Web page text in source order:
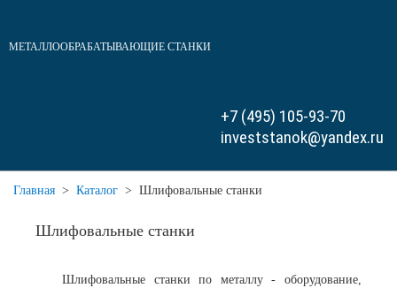
МЕТАЛЛООБРАБАТЫВАЮЩИЕ СТАНКИ
+7 (495) 105-93-70
investstanok@yandex.ru
Главная > Каталог > Шлифовальные станки
Шлифовальные станки
Шлифовальные станки по металлу- оборудование,